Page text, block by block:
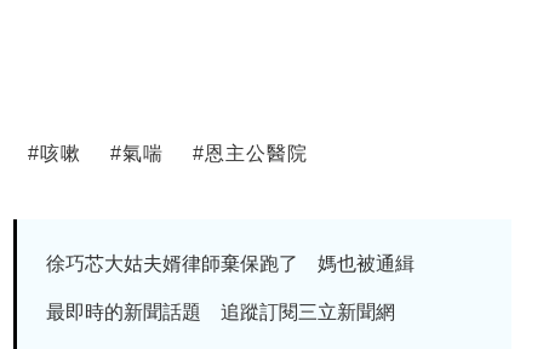
#咳嗽 #氣喘 #恩主公醫院
徐巧芯大姑夫婿律師棄保跑了 媽也被通緝
最即時的新聞話題 追蹤訂閱三立新聞網